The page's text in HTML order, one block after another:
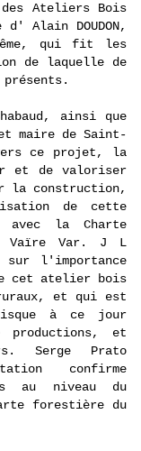
des Ateliers Bois
Alain DOUDON,
qui fit les
de laquelle de
ainsi que
maire de Saint-
ce projet, la
et de valoriser
la construction,
de cette
avec la Charte
Vaïre Var. J L
sur l'importance
cet atelier bois
et qui est
à ce jour
et
Serge Prato
confirme
au niveau du
forestière du